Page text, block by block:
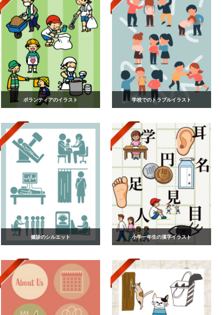
ボランティアのイラスト 学校でのトラブルイラスト
健診のシルエット 小学一年生の漢字イラスト